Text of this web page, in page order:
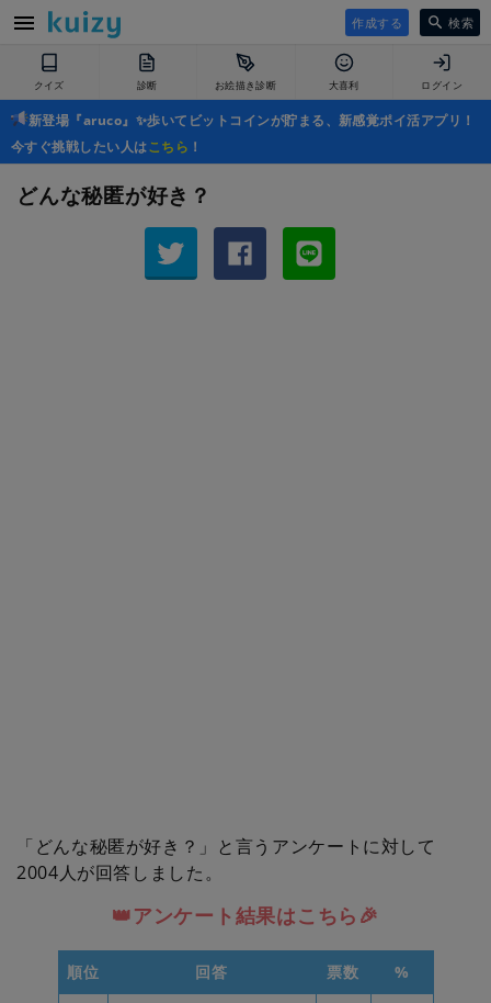
作成する 検索
クイズ 診断 お絵描き診断 大喜利 ログイン
新登場『aruco』✨歩いてビットコインが貯まる、新感覚ポイ活アプリ！
今すぐ挑戦したい人はこちら ！
どんな秘匿が好き？
「どんな秘匿が好き？」と言うアンケートに対して
2004人が回答しました。
👑アンケート結果はこちら🎉
順位 回答 票数 %